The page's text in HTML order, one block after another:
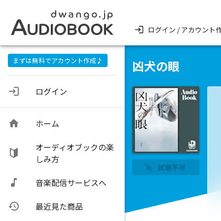
ログイン / アカウント
まずは無料でアカウント作成♪
ログイン
ホーム
オーディオブックの楽
しみ方
音楽配信サービスへ
最近見た商品
凶犬の眼
試聴不可